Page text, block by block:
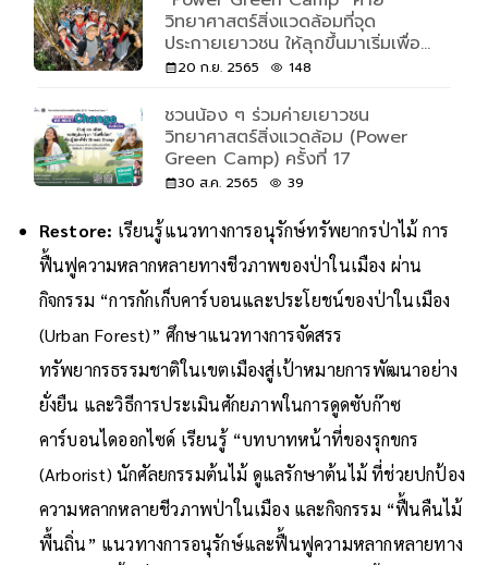
วิทยาศาสตร์สิ่งแวดล้อมที่จุด
ประกายเยาวชน ให้ลุกขึ้นมาเริ่มเพื่อ
โลก20 ก.ย. 2565 148
ชวนน้อง ๆ ร่วมค่ายเยาวชน
วิทยาศาสตร์สิ่งแวดล้อม (Power
Green Camp) ครั้งที่ 17
30 ส.ค. 2565 39
Restore: เรียนรู้แนวทางการอนุรักษ์ทรัพยากรป่าไม้ การ
ฟื้นฟูความหลากหลายทางชีวภาพของป่าในเมือง ผ่าน
กิจกรรม “การกักเก็บคาร์บอนและประโยชน์ของป่าในเมือง
(Urban Forest)” ศึกษาแนวทางการจัดสรร
ทรัพยากรธรรมชาติในเขตเมืองสู่เป้าหมายการพัฒนาอย่าง
ยั่งยืน และวิธีการประเมินศักยภาพในการดูดซับก๊าซ
คาร์บอนไดออกไซด์ เรียนรู้ “บทบาทหน้าที่ของรุกขกร
(Arborist) นักศัลยกรรมต้นไม้ ดูแลรักษาต้นไม้ ที่ช่วยปกป้อง
ความหลากหลายชีวภาพป่าในเมือง และกิจกรรม “ฟื้นคืนไม้
พื้นถิ่น” แนวทางการอนุรักษ์และฟื้นฟูความหลากหลายทาง